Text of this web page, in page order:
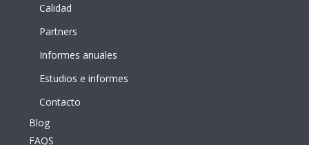
Calidad
Partners
Informes anuales
Estudios e informes
Contacto
Blog
FAQS